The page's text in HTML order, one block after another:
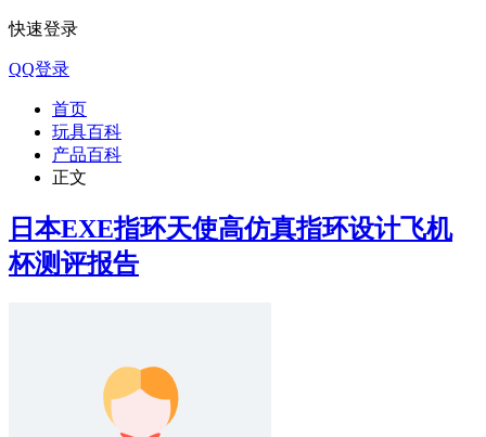
快速登录
QQ登录
首页
玩具百科
产品百科
正文
日本EXE指环天使高仿真指环设计飞机
杯测评报告